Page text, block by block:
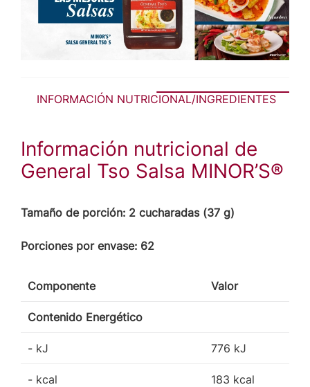
INFORMACIÓN NUTRICIONAL/INGREDIENTES
Información nutricional de
General Tso Salsa MINOR’S®
Tamaño de porción: 2 cucharadas (37 g)
Porciones por envase: 62
Componente Valor
Contenido Energético
- kJ 776 kJ
- kcal 183 kcal